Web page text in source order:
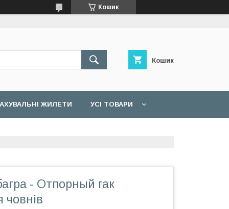
Кошик
Кошик
ЖИЛЕТИ УСІ ТОВАРИ
- Отпорный гак
човнів